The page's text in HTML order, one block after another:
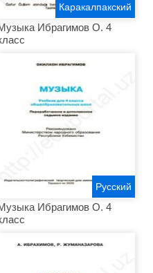
Ибрагимов О. 4
Каракалпакский
Ибрагимов О. 4
Русский